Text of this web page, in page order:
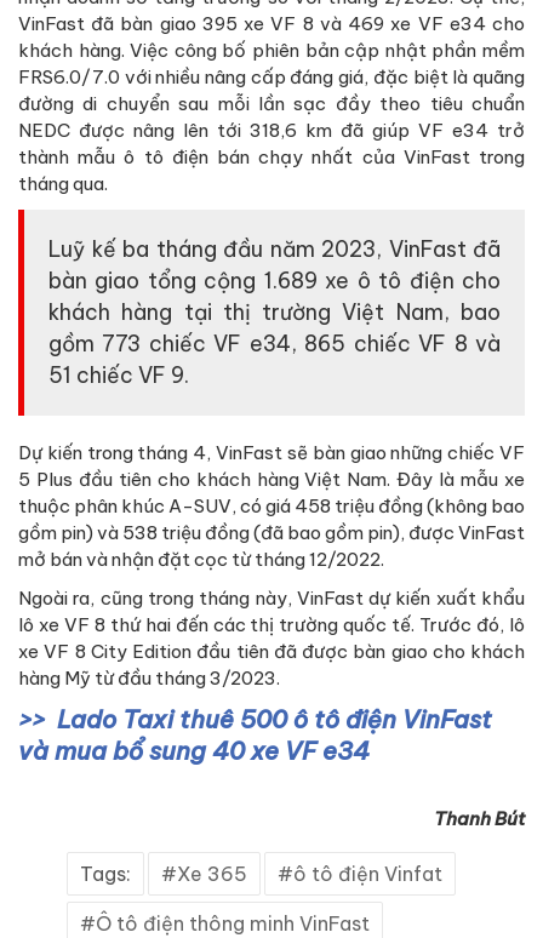
VinFast đã bàn giao 395 xe VF 8 và 469 xe VF e34 cho
khách hàng. Việc công bố phiên bản cập nhật phần mềm
FRS6.0/7.0 với nhiều nâng cấp đáng giá, đặc biệt là quãng
đường di chuyển sau mỗi lần sạc đầy theo tiêu chuẩn
NEDC được nâng lên tới 318,6 km đã giúp VF e34 trở
thành mẫu ô tô điện bán chạy nhất của VinFast trong
tháng qua.
Luỹ kế ba tháng đầu năm 2023, VinFast đã
bàn giao tổng cộng 1.689 xe ô tô điện cho
khách hàng tại thị trường Việt Nam, bao
gồm 773 chiếc VF e34, 865 chiếc VF 8 và
51 chiếc VF 9.
Dự kiến trong tháng 4, VinFast sẽ bàn giao những chiếc VF
5 Plus đầu tiên cho khách hàng Việt Nam. Đây là mẫu xe
thuộc phân khúc A-SUV, có giá 458 triệu đồng (không bao
gồm pin) và 538 triệu đồng (đã bao gồm pin), được VinFast
mở bán và nhận đặt cọc từ tháng 12/2022.
Ngoài ra, cũng trong tháng này, VinFast dự kiến xuất khẩu
lô xe VF 8 thứ hai đến các thị trường quốc tế. Trước đó, lô
xe VF 8 City Edition đầu tiên đã được bàn giao cho khách
hàng Mỹ từ đầu tháng 3/2023.
Lado Taxi thuê 500 ô tô điện VinFast
và mua bổ sung 40 xe VF e34
Thanh Bút
Tags: Xe 365 ô tô điện Vinfat
Ô tô điện thông minh VinFast